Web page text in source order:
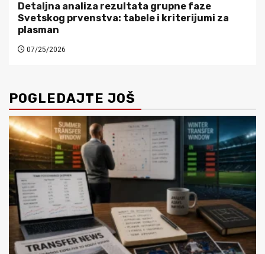
Detaljna analiza rezultata grupne faze
Svetskog prvenstva: tabele i kriterijumi za
plasman
07/25/2026
POGLEDAJTE JOŠ